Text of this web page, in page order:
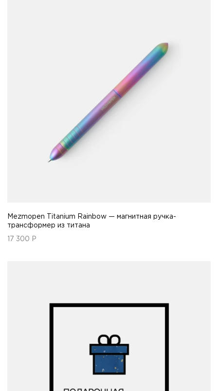
Mezmopen Titanium Rainbow — магнитная ручка-
трансформер из титана
17 300 Р